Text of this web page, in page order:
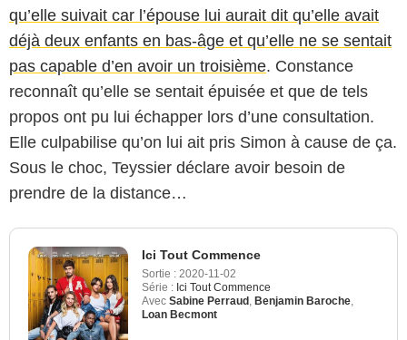
qu’elle suivait car l’épouse lui aurait dit qu’elle avait
déjà deux enfants en bas-âge et qu’elle ne se sentait
pas capable d’en avoir un troisième. Constance
reconnaît qu’elle se sentait épuisée et que de tels
propos ont pu lui échapper lors d’une consultation.
Elle culpabilise qu’on lui ait pris Simon à cause de ça.
Sous le choc, Teyssier déclare avoir besoin de
prendre de la distance…
Ici Tout Commence
Sortie : 2020-11-02
Série : Ici Tout Commence
Avec Sabine Perraud Benjamin Baroche
Loan Becmont